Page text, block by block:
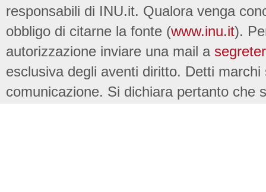
responsabili di INU.it. Qualora venga
obbligo di citarne la fonte (www.inu.it).
autorizzazione inviare una mail a
esclusiva degli aventi diritto. Detti
comunicazione. Si dichiara pertanto che